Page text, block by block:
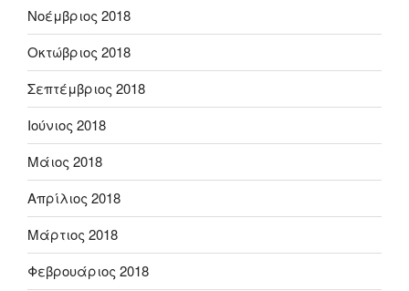
Νοέμβριος 2018
Οκτώβριος 2018
Σεπτέμβριος 2018
Ιούνιος 2018
Μάιος 2018
Απρίλιος 2018
Μάρτιος 2018
Φεβρουάριος 2018